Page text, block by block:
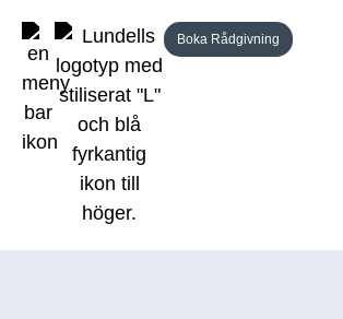
Boka Rådgivning